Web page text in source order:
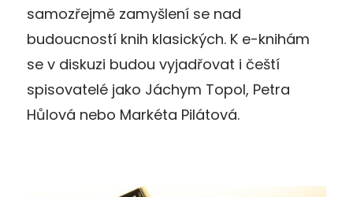
samozřejmě zamyšlení se nad
budoucností knih klasických. K e-knihám
se v diskuzi budou vyjadřovat i čeští
spisovatelé jako Jáchym Topol, Petra
Hůlová nebo Markéta Pilátová.